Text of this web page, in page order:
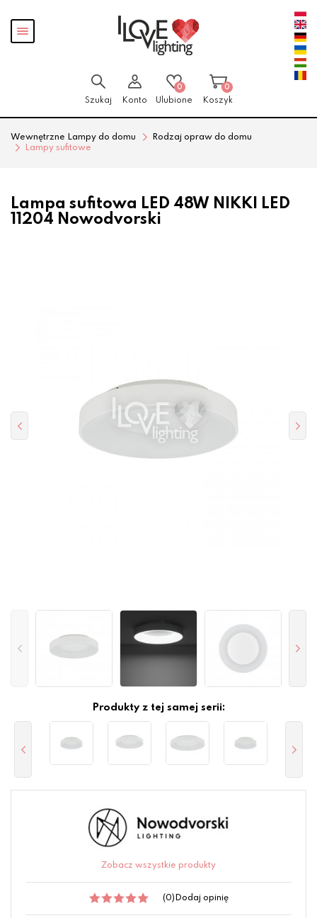
Pokaż
menu
Szukaj Konto
0
Ulubione
0
Koszyk
Wewnętrzne Lampy do domu
Rodzaj opraw do domu
Lampy sufitowe
Lampa sufitowa LED 48W NIKKI LED
11204 Nowodvorski
Produkty z tej samej serii:
Zobacz wszystkie produkty
(0) Dodaj opinię